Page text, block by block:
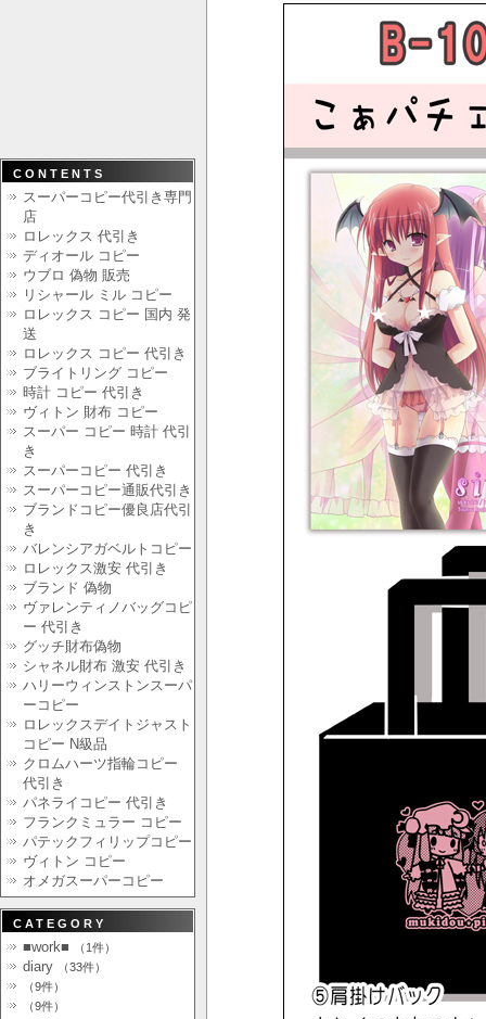
CONTENTS
スーパーコピー代引き専門
店
ロレックス 代引き
ディオール コピー
ウブロ 偽物 販売
リシャール ミル コピー
ロレックス コピー 国内 発
送
ロレックス コピー 代引き
ブライトリング コピー
時計 コピー 代引き
ヴィトン 財布 コピー
スーパー コピー 時計 代引
き
スーパーコピー 代引き
スーパーコピー通販代引き
ブランドコピー優良店代引
き
バレンシアガベルトコピー
ロレックス激安 代引き
ブランド 偽物
ヴァレンティノバッグコピ
ー 代引き
グッチ財布偽物
シャネル財布 激安 代引き
ハリーウィンストンスーパ
ーコピー
ロレックスデイトジャスト
コピー N級品
クロムハーツ指輪コピー
代引き
パネライコピー 代引き
フランクミュラー コピー
パテックフィリップコピー
ヴィトン コピー
オメガスーパーコピー
CATEGORY
■work■ （1件）
diary
（33件）
（9件）
（9件）